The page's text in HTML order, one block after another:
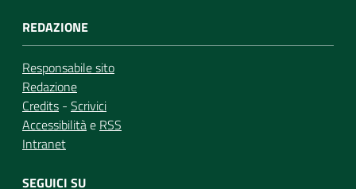
REDAZIONE
Responsabile sito
Redazione
Credits - Scrivici
Accessibilitàe RSS
Intranet
SEGUICI SU